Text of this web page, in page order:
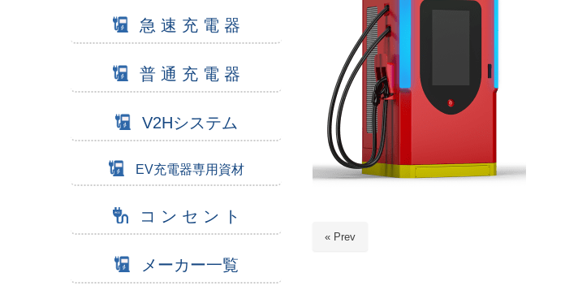
« Prev
急 速 充 電 器
普 通 充 電 器
V2Hシステム
EV充電器専用資材
コ ン セ ン ト
メーカー一覧